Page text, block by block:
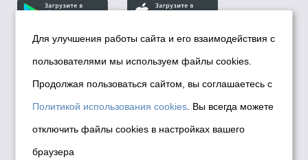
© Департамент информационной политики мэрии
города Новосибирска, 2026
Политика использования Cookies
Политика по обработке персональных
данных в информационных системах
мэрии города Новосибирска
Для улучшения работы сайта и его взаимодействия с
пользователями мы используем файлы cookies.
Продолжая пользоваться сайтом, вы соглашаетесь с
Политикой использования cookies . Вы всегда можете
отключить файлы cookies в настройках вашего
браузера